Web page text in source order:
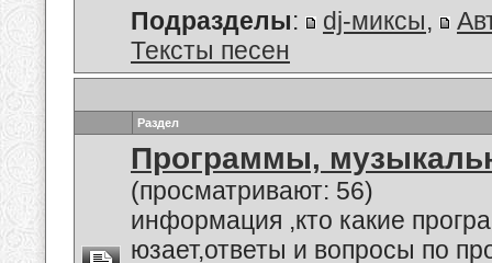
Подразделы: dj-миксы,
Тексты песен
Раздел
Программы,
(просматривают: 56)
информация ,кто какие
юзает,ответы и вопросы по